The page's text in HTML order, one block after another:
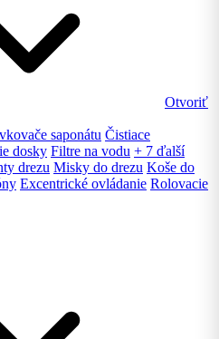
Otvoriť
saponátu Čistiace
dosky Filtre na vodu + 7 ďalší
drezu Misky do drezu Koše do
Excentrické ovládanie Rolovacie